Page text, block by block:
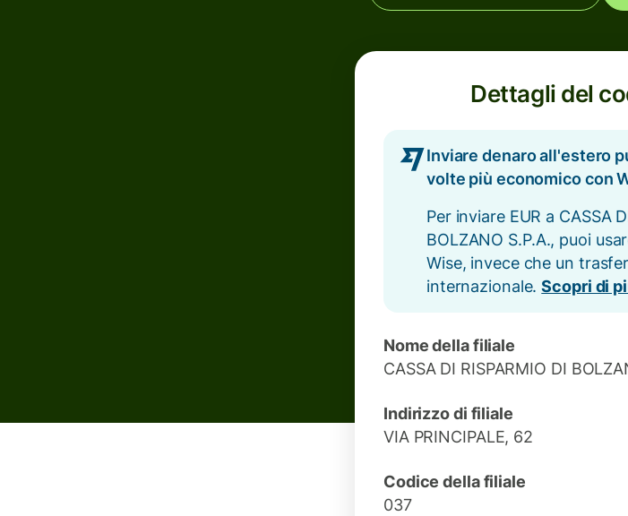
Dettagli del
Inviare denaro all'estero
volte più economico con
Per inviare EUR a CASSA
BOLZANO S.P.A., puoi
Wise, invece che un
internazionale.Scopri di
Nome della filiale
CASSA DI RISPARMIO DI
Indirizzo di filiale
VIA PRINCIPALE, 62
Codice della filiale
037